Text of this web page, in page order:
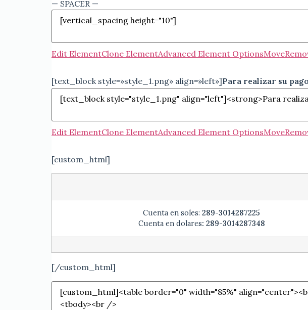
— SPACER —
Edit ElementClone ElementAdvanced Element OptionsMove
[text_block style=»style_1.png» align=»left»]Para realizar su
Edit ElementClone ElementAdvanced Element OptionsMove
[custom_html]
Cuenta en soles: 289-3014287225
Cuenta en dolares: 289-3014287348
[/custom_html]